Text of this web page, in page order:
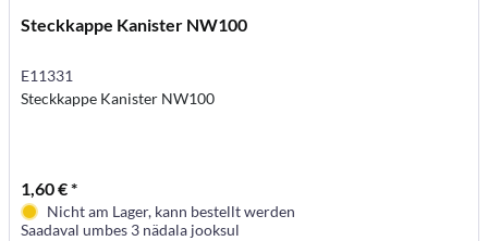
Steckkappe Kanister NW100
E11331
Steckkappe Kanister NW100
1,60 € *
Nicht am Lager, kann bestellt werden
Saadaval umbes 3 nädala jooksul